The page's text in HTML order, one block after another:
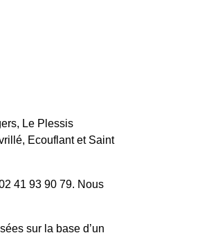
Le Plessis
Ecouflant et Saint
41 93 90 79. Nous
sur la base d’un